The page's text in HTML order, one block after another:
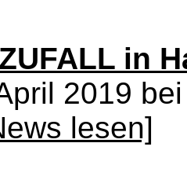
in
2019
lesen]